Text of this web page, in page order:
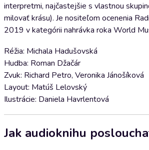
interpretmi, najčastejšie s vlastnou
milovať krásu). Je nositeľom ocenenia
2019 v kategórii nahrávka roka World
Réžia: Michala Hadušovská
Hudba: Roman Džačár
Zvuk: Richard Petro, Veronika Jánošíková
Layout: Matúš Lelovský
Ilustrácie: Daniela Havrlentová
Jak audioknihu